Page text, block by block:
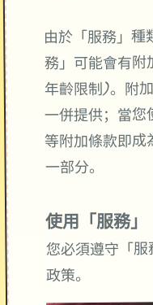
由於「服務」
務」可能會有
年齡限制)。附
一併提供；當
等附加條款即
一部分。
使用「服務」
您必須遵守「
政策。